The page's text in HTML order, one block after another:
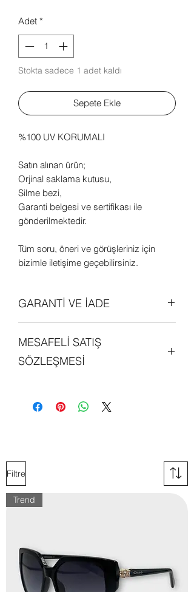
Adet *
Stokta sadece 1 adet kaldı
Sepete Ekle
%100 UV KORUMALI
Satın alınan ürün;
Orjinal saklama kutusu,
Silme bezi,
Garanti belgesi ve sertifikası ile
gönderilmektedir.
Tüm soru, öneri ve görüşleriniz için
bizimle iletişime geçebilirsiniz.
GARANTİ VE İADE
garantilidir. Daha detaylı bilgi edinmek
için sitemizdeki "GARANTİ ve İADE
POLİTİKALARI" bölümünü
MESAFELİ SATIŞ
SÖZLEŞMESİ
kişi, mesafeli satış sözleşmesini
okumuş ve kabul etmiş sayılmaktadır.
Filtre
Trend